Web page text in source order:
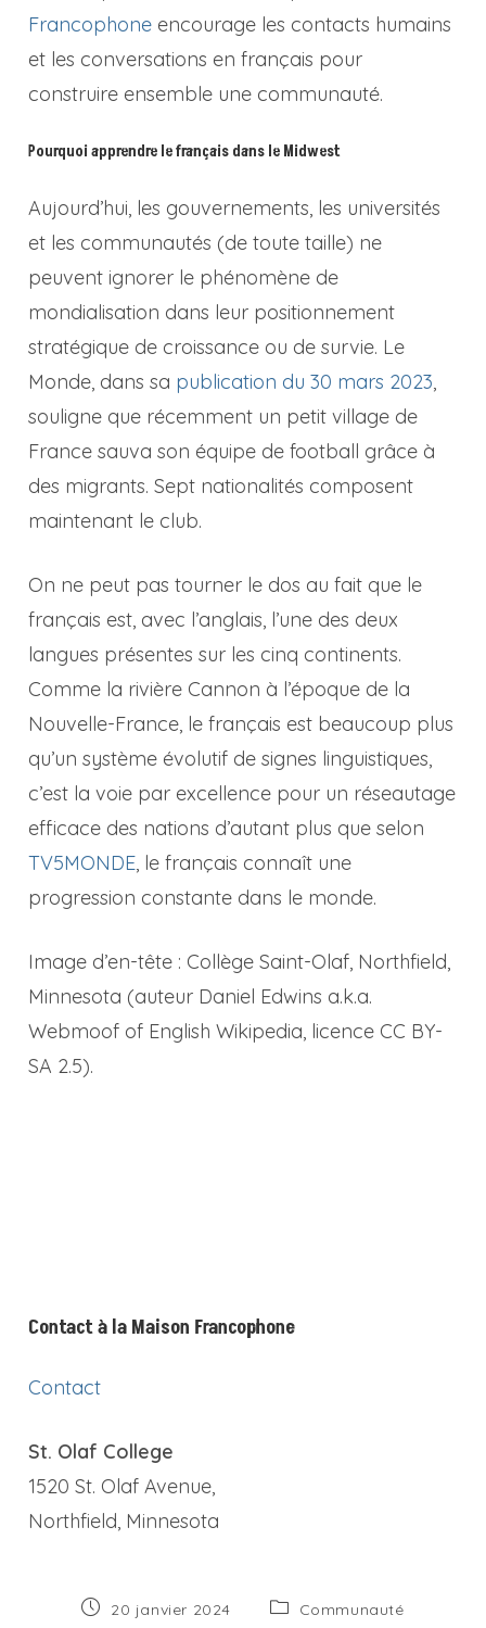
Francophone encourage les contacts humains
et les conversations en français pour
construire ensemble une communauté.
Pourquoi apprendre le français dans le Midwest
Aujourd’hui, les gouvernements, les universités
et les communautés (de toute taille) ne
peuvent ignorer le phénomène de
mondialisation dans leur positionnement
stratégique de croissance ou de survie. Le
Monde, dans sa publication du 30 mars 2023,
souligne que récemment un petit village de
France sauva son équipe de football grâce à
des migrants. Sept nationalités composent
maintenant le club.
On ne peut pas tourner le dos au fait que le
français est, avec l’anglais, l’une des deux
langues présentes sur les cinq continents.
Comme la rivière Cannon à l’époque de la
Nouvelle-France, le français est beaucoup plus
qu’un système évolutif de signes linguistiques,
c’est la voie par excellence pour un réseautage
efficace des nations d’autant plus que selon
TV5MONDE, le français connaît une
progression constante dans le monde.
Image d’en-tête : Collège Saint-Olaf, Northfield,
Minnesota (auteur Daniel Edwins a.k.a.
Webmoof of English Wikipedia, licence CC BY-
SA 2.5).
Contact à la Maison Francophone
Contact
St. Olaf College
1520 St. Olaf Avenue,
Northfield, Minnesota
Publication
20 janvier 2024
PostCommunauté